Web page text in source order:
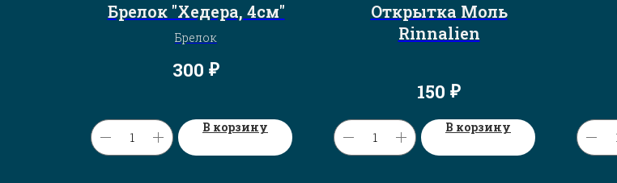
Брелок "Хедера, 4см"
Брелок
300 ₽
В корзину
Открытка Моль
Rinnalien
150 ₽
В корзину